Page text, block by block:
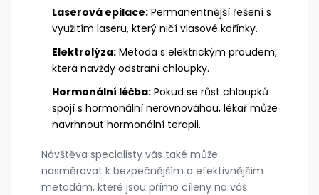
Laserová epilace: Permanentnější řešení s
využitím laseru, který ničí vlasové kořínky.
Elektrolýza: Metoda s elektrickým proudem,
která navždy odstraní chloupky.
Hormonální léčba: Pokud se růst chloupků
spojí s hormonální nerovnováhou, lékař může
navrhnout hormonální terapii.
Návštěva specialisty vás také může
nasměrovat k bezpečnějším a efektivnějším
metodám, které jsou přímo cíleny na váš